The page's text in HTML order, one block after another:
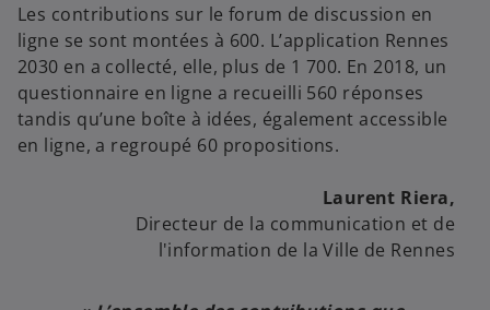
Les contributions sur le forum de discussion en
ligne se sont montées à 600. L’application Rennes
2030 en a collecté, elle, plus de 1 700. En 2018, un
questionnaire en ligne a recueilli 560 réponses
tandis qu’une boîte à idées, également accessible
en ligne, a regroupé 60 propositions.
Laurent Riera,
Directeur de la communication et de
l'information de la Ville de Rennes